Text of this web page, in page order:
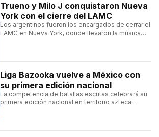
Trueno y Milo J conquistaron Nueva
York con el cierre del LAMC
Los argentinos fueron los encargados de cerrar el
LAMC en Nueva York, donde llevaron la música
Liga Bazooka vuelve a México con
su primera edición nacional
La competencia de batallas escritas celebrará su
primera edición nacional en territorio azteca: